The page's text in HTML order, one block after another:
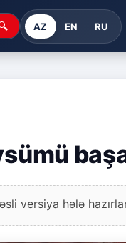
AZ EN RU
versiya hələ